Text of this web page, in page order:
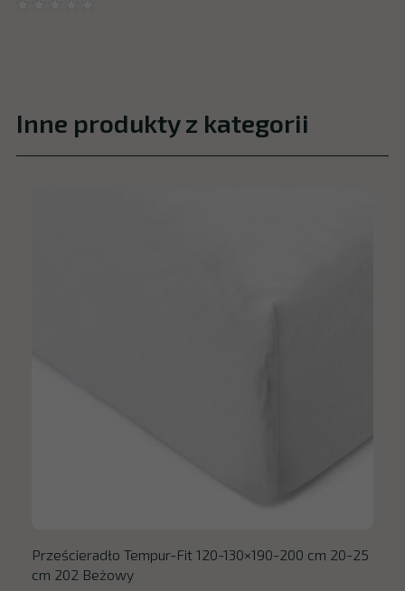
Inne produkty z kategorii
Prześcieradło Tempur-Fit 120-130×190-200 cm 20-25
cm 202 Beżowy